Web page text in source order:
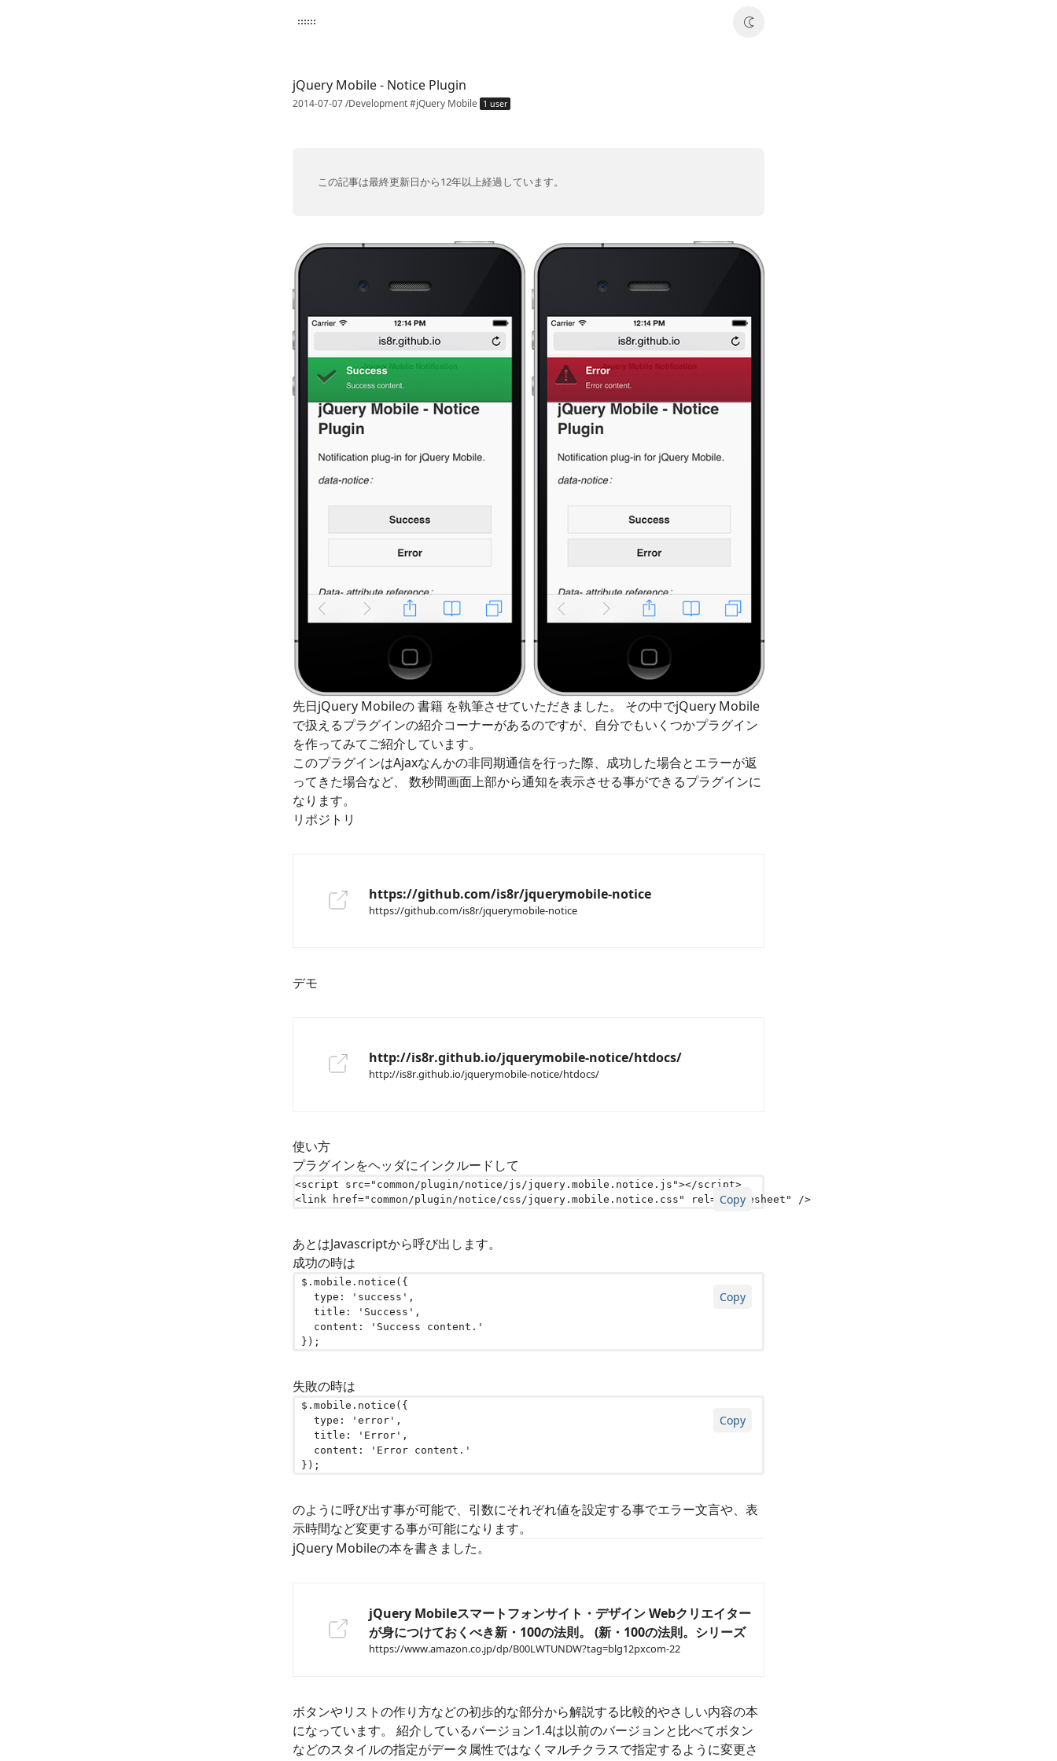
jQuery Mobile - Notice Plugin
2014-07-07/Development#jQuery Mobile 1 user
この記事は最終更新日から12年以上経過しています。
先日jQuery Mobileの書籍 を執筆させていただきました。 その中でjQuery Mobile
で扱えるプラグインの紹介コーナーがあるのですが、自分でもいくつかプラグイン
を作ってみてご紹介しています。
このプラグインはAjaxなんかの非同期通信を行った際、成功した場合とエラーが返
ってきた場合など、 数秒間画面上部から通知を表示させる事ができるプラグインに
なります。
リポジトリ
https://github.com/is8r/jquerymobile-notice
https://github.com/is8r/jquerymobile-notice
デモ
http://is8r.github.io/jquerymobile-notice/htdocs/
http://is8r.github.io/jquerymobile-notice/htdocs/
使い方
プラグインをヘッダにインクルードして
Copy
<script src="common/plugin/notice/js/jquery.mobile.notice.js"></script>
<link href="common/plugin/notice/css/jquery.mobile.notice.css" rel= "stylesheet" />
あとはJavascriptから呼び出します。
成功の時は
Copy
$ . mobile . notice ({
type : 'success' ,
title : 'Success' ,
content :
'Success content.'
});
失敗の時は
Copy
$ . mobile . notice ({
type : 'error' ,
title : 'Error' ,
content :
'Error content.'
});
のように呼び出す事が可能で、引数にそれぞれ値を設定する事でエラー文言や、表
示時間など変更する事が可能になります。
jQuery Mobileの本を書きました。
jQuery Mobileスマートフォンサイト・デザイン Webクリエイター
が身につけておくべき新・100の法則。 (新・100の法則。シリーズ
https://www.amazon.co.jp/dp/B00LWTUNDW?tag=blg12pxcom-22
ボタンやリストの作り方などの初歩的な部分から解説する比較的やさしい内容の本
になっています。 紹介しているバージョン1.4は以前のバージョンと比べてボタン
などのスタイルの指定がデータ属性ではなくマルチクラスで指定するように変更さ